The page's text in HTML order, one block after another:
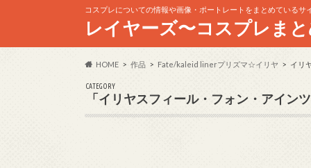
コスプレについての情報や画像・ポートレートをまとめているサ
レイヤーズ〜コスプレま
HOME 作品 Fate/kaleid linerプリズマ☆イリヤ イリ
CATEGORY
「イリヤスフィール・フォン・アイン